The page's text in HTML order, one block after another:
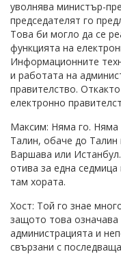
уволнява министър-
председателят го
Това би могло да се
функцията на
Информационните
и работата на
правителство.
електронно
Максим: Няма го.
Талин, обаче до
Варшава или
отива за една
там хората.
Хост: Той го знае
защото това
администрацията и
свързани с